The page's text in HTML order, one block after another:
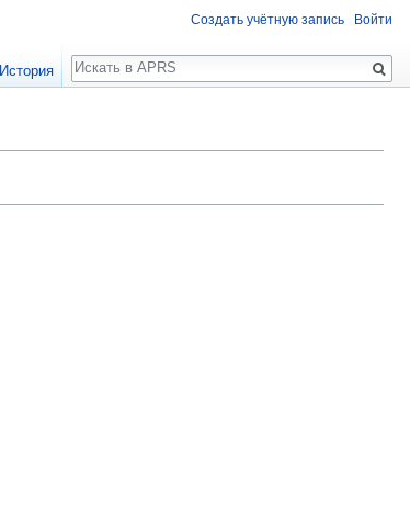
Создать учётную запись Войти
История
Поиск